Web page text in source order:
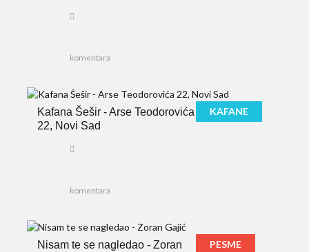
komentara
Kafana Šešir - Arse Teodorovića
22, Novi Sad
KAFANE
komentara
Nisam te se nagledao - Zoran
PESME